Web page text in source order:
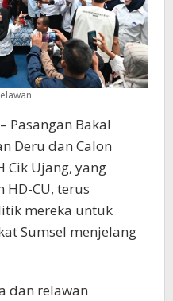
Pasangan Bakal
Deru dan Calon
Cik Ujang, yang
CU, terus
mereka untuk
Sumsel menjelang
dan relawan